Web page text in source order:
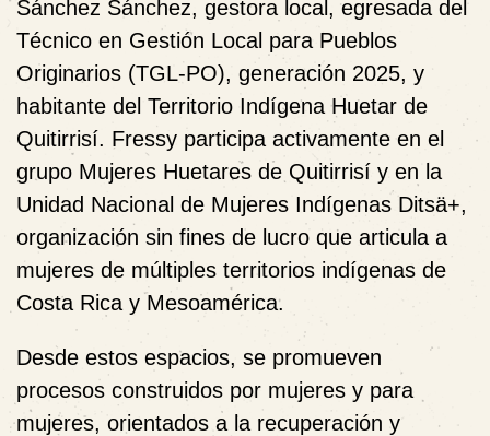
Sánchez Sánchez, gestora local, egresada del
Técnico en Gestión Local para Pueblos
Originarios (TGL‑PO), generación 2025, y
habitante del Territorio Indígena Huetar de
Quitirrisí. Fressy participa activamente en el
grupo Mujeres Huetares de Quitirrisí y en la
Unidad Nacional de Mujeres Indígenas Ditsä+,
organización sin fines de lucro que articula a
mujeres de múltiples territorios indígenas de
Costa Rica y Mesoamérica.
Desde estos espacios, se promueven
procesos construidos por mujeres y para
mujeres, orientados a la recuperación y